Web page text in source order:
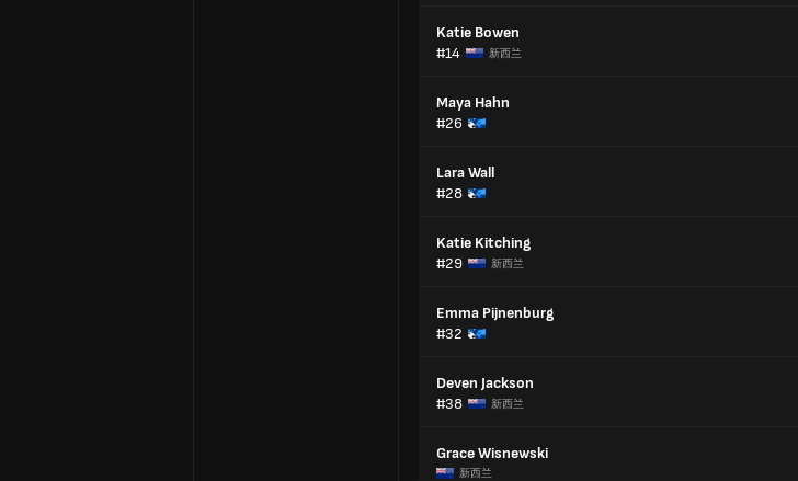
Katie Bowen
#14
新西兰
Maya Hahn
#26
Lara Wall
#28
Katie Kitching
#29
新西兰
Emma Pijnenburg
#32
Deven Jackson
#38
新西兰
Grace Wisnewski
新西兰